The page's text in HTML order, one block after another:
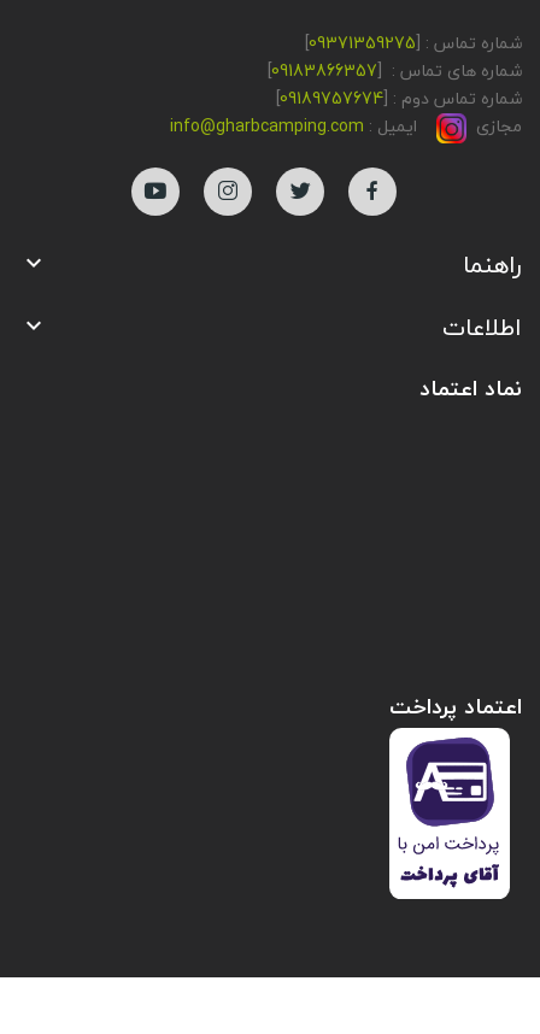
شماره تماس : [09371359275
]
شماره های تماس : [09183866357
]
شماره تماس دوم : [09189757674
]
مجازی
ایمیل : info@gharbcamping.com
راهنما 
اطلاعات 
نماد اعتماد
اعتماد پرداخت